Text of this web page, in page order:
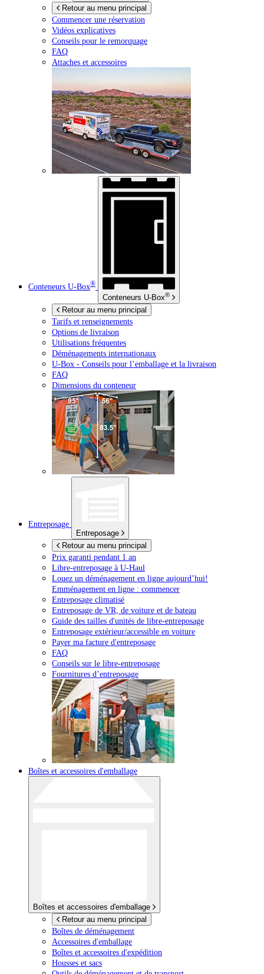
Retour au menu principal
Commencer une réservation
Vidéos explicatives
Conseils pour le remorquage
FAQ
Attaches et accessoires
Conteneurs U-Box®
Conteneurs U-Box®
Retour au menu principal
Tarifs et renseignements
Options de livraison
Utilisations fréquentes
Déménagements internationaux
U-Box - Conseils pour l’emballage et la livraison
FAQ
Dimensions du conteneur
Entreposage
Entreposage
Retour au menu principal
Prix garanti pendant 1 an
Libre-entreposage à U-Haul
Louez un déménagement en ligne aujourd’hui!
Emménagement en ligne : commencer
Entreposage climatisé
Entreposage de VR, de voiture et de bateau
Guide des tailles d'unités de libre-entreposage
Entreposage extérieur/accessible en voiture
Payer ma facture d'entreposage
FAQ
Conseils sur le libre-entreposage
Fournitures d’entreposage
Boîtes et accessoires d'emballage
Boîtes et accessoires d'emballage
Retour au menu principal
Boîtes de déménagement
Accessoires d'emballage
Boîtes et accessoires d'expédition
Housses et sacs